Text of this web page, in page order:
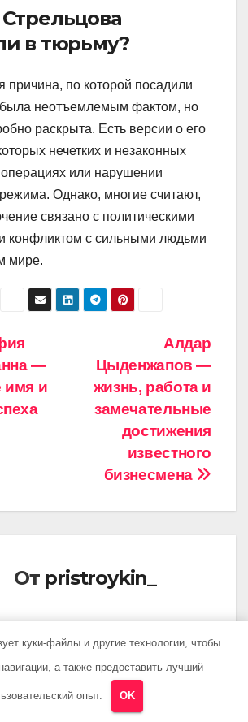
в тюрьму?
по которой посадили
неотъемлемым фактом, но
раскрыта. Есть версии о его
нечетких и незаконных
или нарушении
Однако, многие считают,
связано с политическими
конфликтом с сильными людьми
мире.
Алдар
Цыденжапов —
жизнь, работа и
замечательные
достижения
известного
бизнесмена
—
имя и
От pristroykin_
куки-файлы и другие технологии, чтобы
а также предоставить лучший
опыт. OK